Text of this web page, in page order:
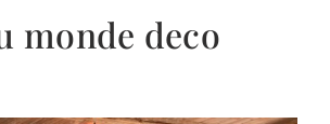
monde deco